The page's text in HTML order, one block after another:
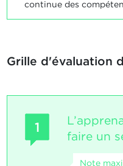
continue des
Grille d'évaluation
1
faire un
Note